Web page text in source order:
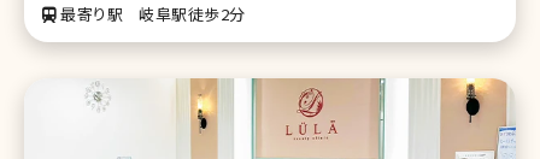
最寄り駅
岐阜駅徒歩2分